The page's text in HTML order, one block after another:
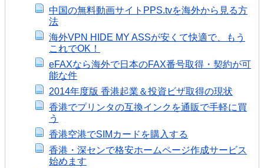
中国の無料動画サイトPPS.tvを海外から見る方
法
海外VPN HIDE MY ASSが安くて快適で、もう
これでOK！
eFAXなら海外で日本のFAX番号取得・契約が可
能な件
2014年度版 香港起業＆投資ビザ取得の現状
香港でプリンタの互換インクを通販で手軽に買
う
香港空港でSIMカードを購入する
香港・深センで格安ホームページ作成サービス
始めます